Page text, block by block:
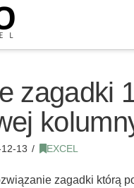
zagadki
13 EXCEL
zagadki którą